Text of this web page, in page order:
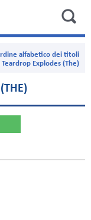
alfabetico dei titoli
Teardrop Explodes (The)